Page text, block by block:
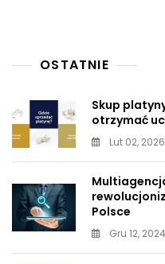
OSTATNIE
Skup
otrzymać
Lut 02, 2026
Polsce
Gru 12, 2024